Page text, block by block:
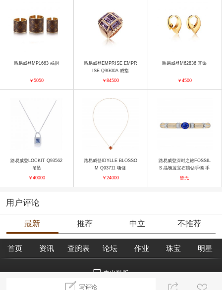
路易威登MP1663 戒指
￥5050
路易威登EMPRISE EMPR
ISE Q9G00A 戒指
￥84500
路易威登M62836 耳饰
￥4500
路易威登LOCKIT Q93562
吊坠
￥40000
路易威登IDYLLE BLOSSO
M Q93711 项链
￥24000
路易威登深时之旅FOSSIL
S 晶魄蓝宝石镶钻手镯 手
镯
暂无
用户评论
最新 推荐 中立 不推荐
写评论
首页 资讯 查腕表 论坛 作业 珠宝 明星
去电脑版
©2018腕表之家 m.xbiao.com